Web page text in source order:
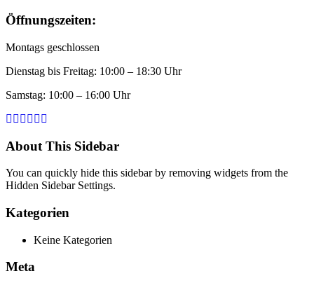
Öffnungszeiten:
Montags geschlossen
Dienstag bis Freitag: 10:00 – 18:30 Uhr
Samstag: 10:00 – 16:00 Uhr
About This Sidebar
You can quickly hide this sidebar by removing widgets from the
Hidden Sidebar Settings.
Kategorien
Keine Kategorien
Meta